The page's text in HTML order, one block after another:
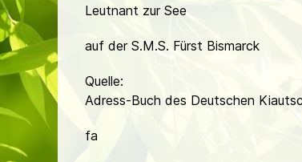
Leutnant zur See
auf der S.M.S. Fürst Bismarck
Quelle:
Adress-Buch des Deutschen
fa